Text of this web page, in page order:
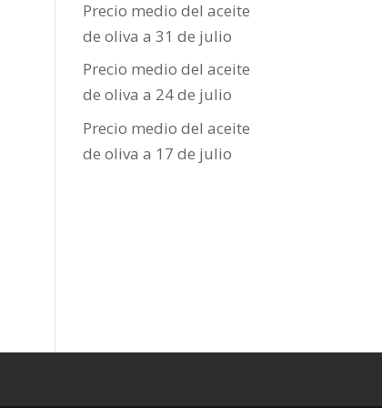
Precio medio del aceite
de oliva a 31 de julio
Precio medio del aceite
de oliva a 24 de julio
Precio medio del aceite
de oliva a 17 de julio